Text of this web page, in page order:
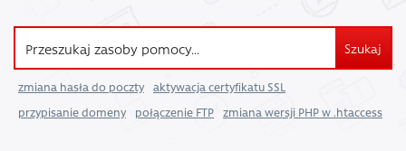
Szukaj
zmiana hasła do poczty
aktywacja certyfikatu SSL
przypisanie domeny
połączenie FTP zmiana wersji PHP w .htaccess